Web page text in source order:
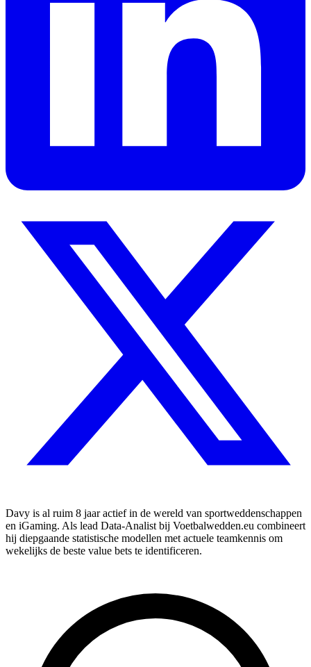
Davy is al ruim 8 jaar actief in de wereld van sportweddenschappen
en iGaming. Als lead Data-Analist bij Voetbalwedden.eu combineert
hij diepgaande statistische modellen met actuele teamkennis om
wekelijks de beste value bets te identificeren.